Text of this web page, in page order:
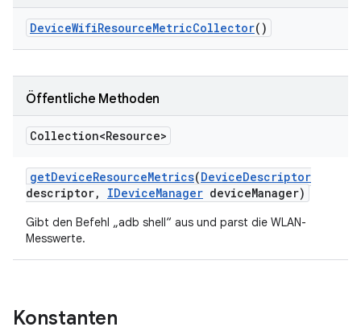
DeviceWifiResourceMetricCollector()
Öffentliche Methoden
Collection<Resource>
getDeviceResourceMetrics(DeviceDescriptor
descriptor, IDeviceManager deviceManager)
Gibt den Befehl „adb shell“ aus und parst die WLAN-
Messwerte.
Konstanten